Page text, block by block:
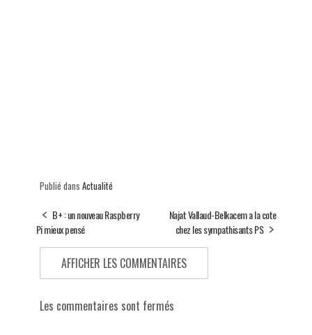
Publié dans Actualité
B+ : un nouveau Raspberry
Pi mieux pensé
Najat Vallaud-Belkacem a la cote
chez les sympathisants PS
AFFICHER LES COMMENTAIRES
Les commentaires sont fermés